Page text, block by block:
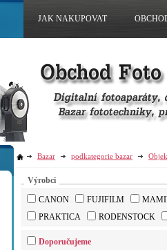
Bazar podkategorie bazar
Výrobci
CANON
FUJIFILM
PRAKTICA
RODENSTOCK
Doporučujeme
JAK NAKUPOVAT